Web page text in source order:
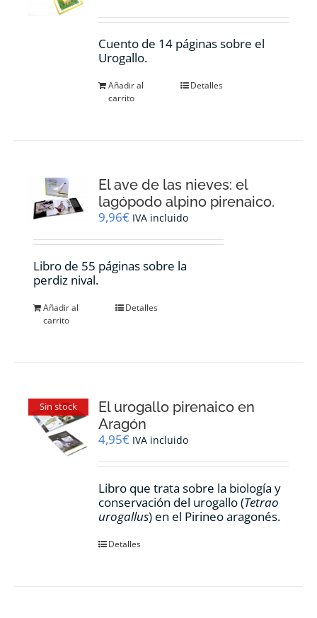
Cuento de 14 páginas sobre el
Urogallo.
Añadir al
carrito
Detalles
El ave de las nieves: el
lagópodo alpino pirenaico.
9,96€ IVA incluido
Libro de 55 páginas sobre la
perdiz nival.
Añadir al
carrito
Detalles
Sin stock
El urogallo pirenaico en
Aragón
4,95€ IVA incluido
Libro que trata sobre la biología y
conservación del urogallo (Tetrao
urogallus) en el Pirineo aragonés.
Detalles